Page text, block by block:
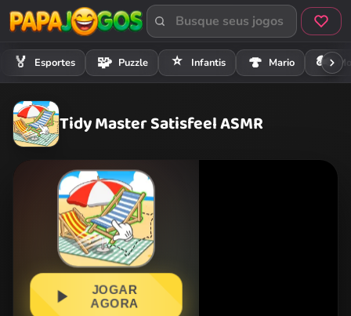
🏅 Esportes 🧩 Puzzle ⭐ Infantis 🍄 Mario 🏍️
Tidy Master Satisfeel ASMR
JOGAR
AGORA